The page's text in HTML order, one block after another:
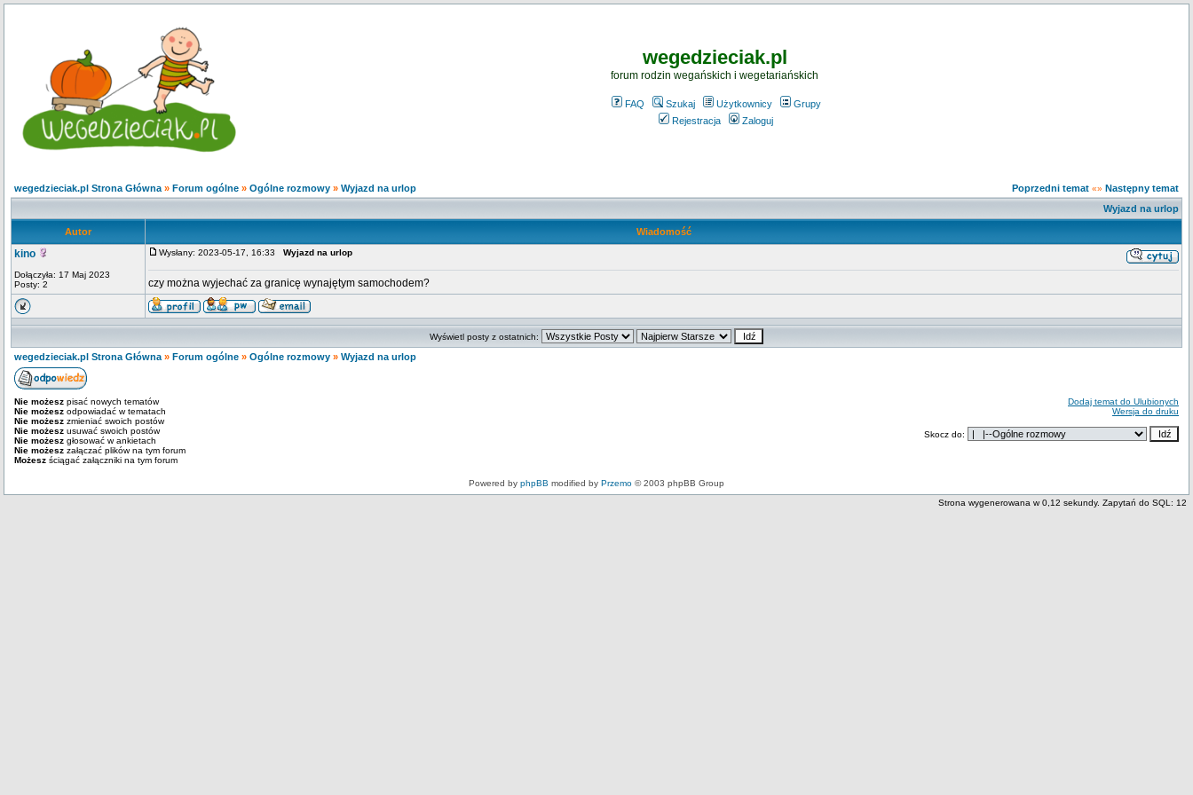
wegedzieciak.pl
forum rodzin wegańskich i wegetariańskich
FAQ Szukaj Użytkownicy
Grupy
Rejestracja
Zaloguj
wegedzieciak.pl Strona Główna » Forum ogólne » Ogólne rozmowy » Wyjazd na urlop Poprzedni temat «» Następny temat
Wyjazd na urlop
Autor Wiadomość
kino
Dołączyła: 17 Maj 2023
Posty: 2
Wysłany: 2023-05-17, 16:33 Wyjazd na urlop
czy można wyjechać za granicę wynajętym samochodem?
Wyświetl posty z ostatnich:
wegedzieciak.pl Strona Główna » Forum ogólne » Ogólne rozmowy » Wyjazd na urlop
Nie możesz pisać nowych tematów
Nie możesz odpowiadać w tematach
Nie możesz zmieniać swoich postów
Nie możesz usuwać swoich postów
Nie możesz głosować w ankietach
Nie możesz załączać plików na tym forum
Możesz ściągać załączniki na tym forum
Dodaj temat do Ulubionych
Wersja do druku
Skocz do:
Powered by phpBB modified by Przemo © 2003 phpBB Group
Strona wygenerowana w 0,12 sekundy. Zapytań do SQL: 12